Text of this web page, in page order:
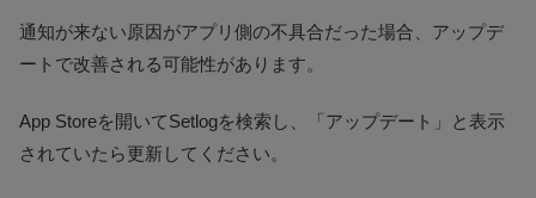
通知が来ない原因がアプリ側の不具合だった場合、アップデ
ートで改善される可能性があります。
App Storeを開いてSetlogを検索し、「アップデート」と表示
されていたら更新してください。